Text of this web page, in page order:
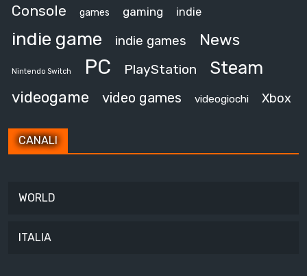
Console games gaming indie
indie game indie games News
Nintendo Switch PC PlayStation Steam
videogame video games videogiochi Xbox
CANALI
WORLD
ITALIA